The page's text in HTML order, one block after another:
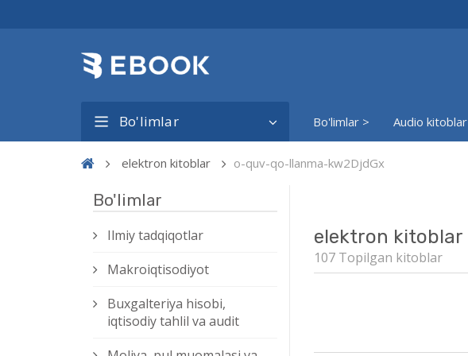
Bo'limlar Bo'limlar > Audio kitoblar
elektron kitoblar o-quv-qo-llanma-kw2DjdGx
Bo'limlar
Ilmiy tadqiqotlar
Makroiqtisodiyot
Buxgalteriya hisobi,
iqtisodiy tahlil va audit
elektron kitoblar
107 Topilgan kitoblar